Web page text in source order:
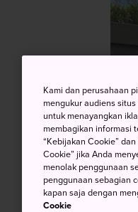
Kami dan perusahaan
mengukur audiens
untuk menayangkan
membagikan informasi
“Kebijakan Cookie”
Cookie” jika Anda
menolak penggunaan
penggunaan sebagian
kapan saja dengan
Cookie